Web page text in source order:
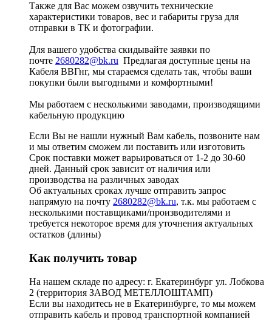
Также для Вас можем озвучить технические
характеристики товаров, вес и габариты груза для
отправки в ТК и фотографии.
Для вашего удобства скидывайте заявки по
почте 2680282@bk.ru Предлагая доступные цены на
Кабеля ВВГнг, мы стараемся сделать так, чтобы ваши
покупки были выгодными и комфортными!
Мы работаем с несколькими заводами, производящими
кабельную продукцию
Если Вы не нашли нужный Вам кабель, позвоните нам
и мы ответим сможем ли поставить или изготовить
Срок поставки может варьироваться от 1-2 до 30-60
дней. Данный срок зависит от наличия или
производства на различных заводах
Об актуальных сроках лучше отправить запрос
напрямую на почту 2680282@bk.ru, т.к. мы работаем с
несколькими поставщиками/производителями и
требуется некоторое время для уточнения актуальных
остатков (длины)
Как получить товар
На нашем складе по адресу: г. Екатеринбург ул. Лобкова
2 (территория ЗАВОД МЕТЕЛЛОШТАМП)
Если вы находитесь не в Екатеринбурге, то мы можем
отправить кабель и провод транспортной компанией